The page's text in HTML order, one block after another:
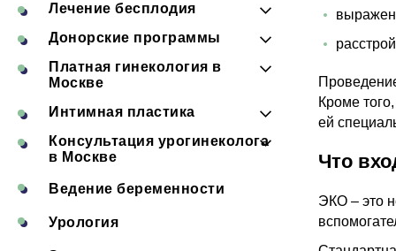
Лечение бесплодия
в клинике
Лечение мужского бесплодия
в клинике
Донорские программы
Стать донором ооцитов
яйцеклеткой (донорские
ооциты)
Платная гинекология в
Москве
Бужирование цервикального
канала
Введение внутриматочного
контрацептива
Интимная пластика
Долгосрочная
гименопластика
Краткосрочная
гименопластика
пластика
Интимная пластика
Консультация урогинеколога
в Москве
недержания мочи у женщин
Лазерное омоложение
Ведение беременности
Урология
Кроме
ей
Что
ЭКО – это